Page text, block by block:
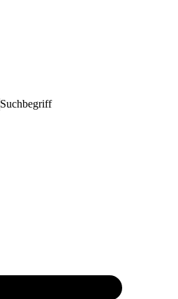
Suchbegriff